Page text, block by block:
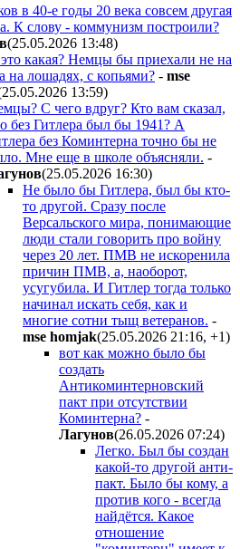
в 40-е годы 20 века совсем другая
К слову - коммунизм построили?
(25.05.2026 13:48)
какая? Немцы бы приехали не на
на лошадях, с копьями? - mse
13:59)
С чего вдруг? Кто вам сказал,
без Гитлера был бы 1941? А
без Коминтерна точно бы не
Мне еще в школе объясняли. -
(25.05.2026 16:30)
Не было бы Гитлера, был бы кто-
то другой. Сразу после
Версальского мира, понимающие
люди стали говорить про войну
через 20 лет. ПМВ не искоренила
причин ПМВ, а, наоборот,
усугубила. И Гитлер тогда только
начинал искать себя, как и
многие сотни тыщ ветеранов. -
mse homjak(25.05.2026 21:16, +1)
вот как можно было бы
создать
Антикоминтерновский
пакт при отсутствии
Коминтерна? -
Лaгyнoв(26.05.2026 07:24)
Легко. Был бы создан
какой-то другой анти-
пакт. Было бы кому, а
против кого - всегда
найдётся. Какое
отношение